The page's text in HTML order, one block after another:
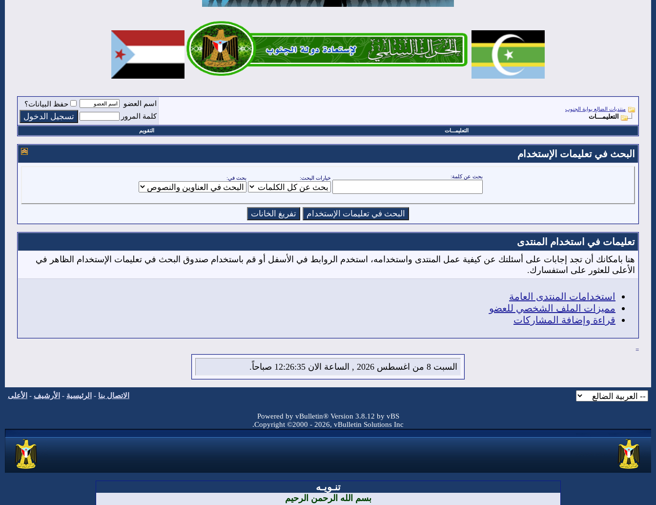
منتديات الضالع بوابة الجنوب
التعليمـــات
اسم العضو
حفظ البيانات؟
كلمة المرور
التعليمـــات التقويم
البحث في تعليمات الإستخدام
بحث عن كلمة: خيارات البحث: بحث في:
تعليمات في استخدام المنتدى
هنا بامكانك أن تجد إجابات على أسئلتك عن كيفية عمل المنتدى واستخدامه، استخدم الروابط في الأسفل أو قم باستخدام صندوق البحث في تعليمات الإستخدام الظاهر في
الأعلى للعثور على استفسارك.
استخدامات المنتدى العامة
مميزات الملف الشخصي للعضو
قراءة وإضافة المشاركات
=
السبت 8 من اغسطس 2026 , الساعة الان 12:26:35 صباحاً.
الاتصال بنا - الرئيسية - الأرشيف - الأعلى
Powered by vBulletin® Version 3.8.12 by vBS
Copyright ©2000 - 2026, vBulletin Solutions Inc.
تنـويـه
بسم الله الرحمن الرحيم